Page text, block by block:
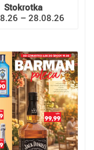
Stokrotka
– 28.08.26